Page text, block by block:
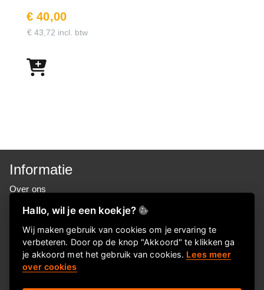
€ 40,00
€ 43,72 incl. btw
Informatie
Over ons
FAQ
Privacyverklaring
Contactgegevens
BIGsmilegroep
Hallo, wil je een koekje?
Wij maken gebruik van cookies om je ervaring te
verbeteren. Door op de knop "Akkoord" te klikken ga
je akkoord met het gebruik van cookies. Lees meer
over cookies